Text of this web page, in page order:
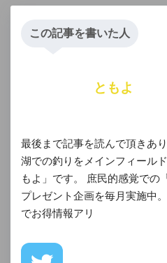
この記事を書いた人
ともよ
最後まで記事を読んで頂きあ
湖での釣りをメインフィール
もよ」です。 庶民的感覚での
プレゼント企画を毎月実施中
でお得情報アリ